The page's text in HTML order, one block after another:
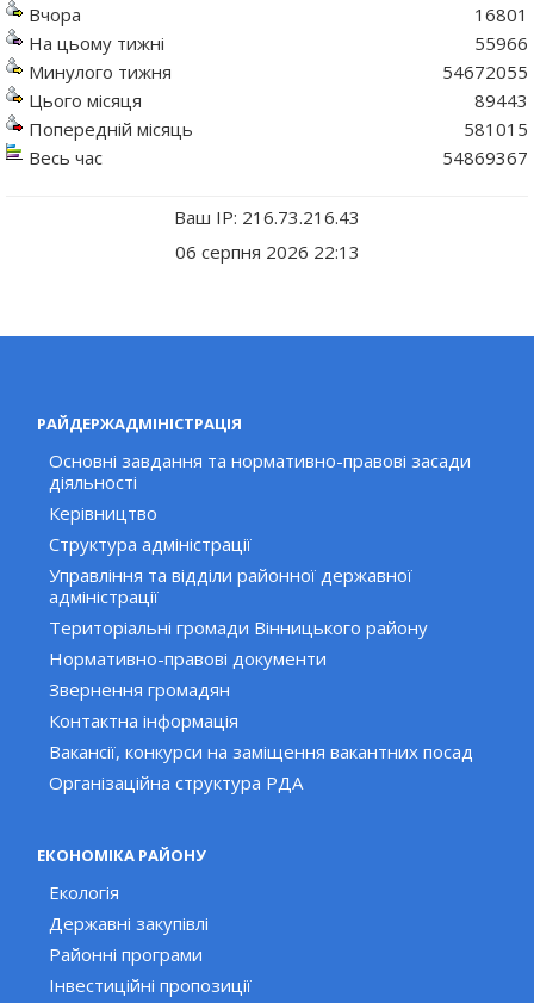
Вчора
На цьому тижні
Минулого тижня
Цього місяця
Попередній місяць
Весь час
16801
55966
54672055
89443
581015
54869367
Ваш IP: 216.73.216.43
06 серпня 2026 22:13
РАЙДЕРЖАДМІНІСТРАЦІЯ
Основні завдання та нормативно-правові засади
діяльності
Керівництво
Структура адміністрації
Управління та відділи районної державної
адміністрації
Територіальні громади Вінницького району
Нормативно-правові документи
Звернення громадян
Контактна інформація
Вакансії, конкурси на заміщення вакантних посад
Організаційна структура РДА
ЕКОНОМІКА РАЙОНУ
Екологія
Державні закупівлі
Районні програми
Інвестиційні пропозиції